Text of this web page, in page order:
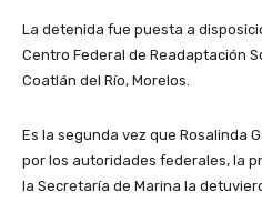
La detenida fue puesta a
Centro Federal de Readaptación
Coatlán del Río, Morelos.
Es la segunda vez que Rosalinda
por los autoridades federales, la
la Secretaría de Marina la